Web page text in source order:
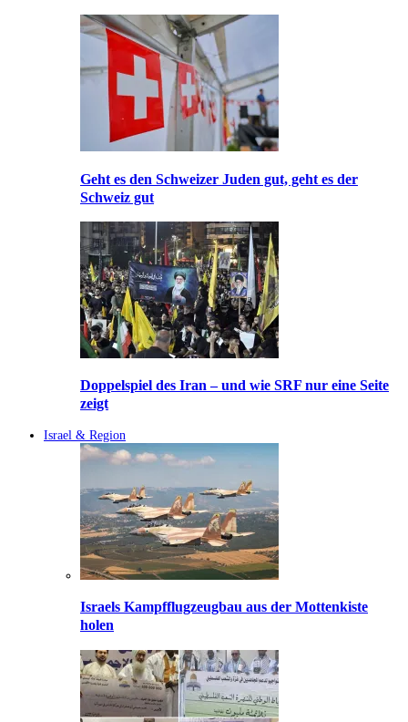
Geht es den Schweizer Juden gut, geht es der
Schweiz gut
Doppelspiel des Iran – und wie SRF nur eine Seite
zeigt
Israel & Region
Israels Kampfflugzeugbau aus der Mottenkiste
holen